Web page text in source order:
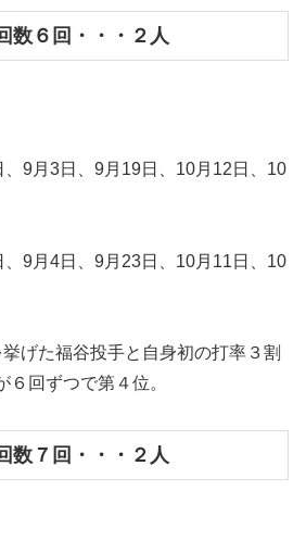
数６回・・・２人
、9月3日、9月19日、10月12日、10
、9月4日、9月23日、10月11日、10
げた福谷投手と自身初の打率３割
６回ずつで第４位。
数７回・・・２人